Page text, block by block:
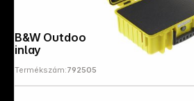
B&W Outdoor Case Type 4000 yellow incl. foam
inlay
Termékszám:792505